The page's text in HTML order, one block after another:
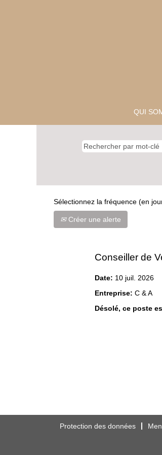
QUI
Sélectionnez la fréquence (en
Créer une alerte
Conseiller de
Date: 10 juil. 2026
Entreprise: C & A
Désolé, ce poste
Protection des données